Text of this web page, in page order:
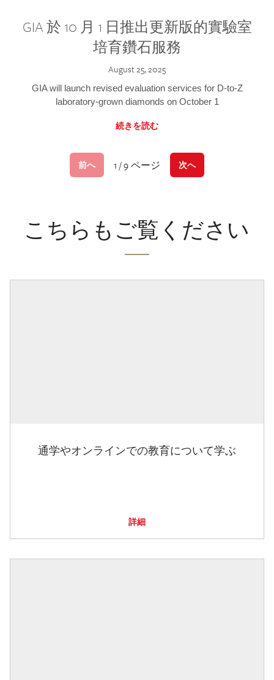
GIA 於 10 月 1 日推出更新版的實驗室
培育鑽石服務
August 25, 2025
GIA will launch revised evaluation services for D-to-Z
laboratory-grown diamonds on October 1
続きを読む
前へ 1 / 9 ページ 次へ
こちらもご覧ください
通学やオンラインでの教育について学ぶ
詳細